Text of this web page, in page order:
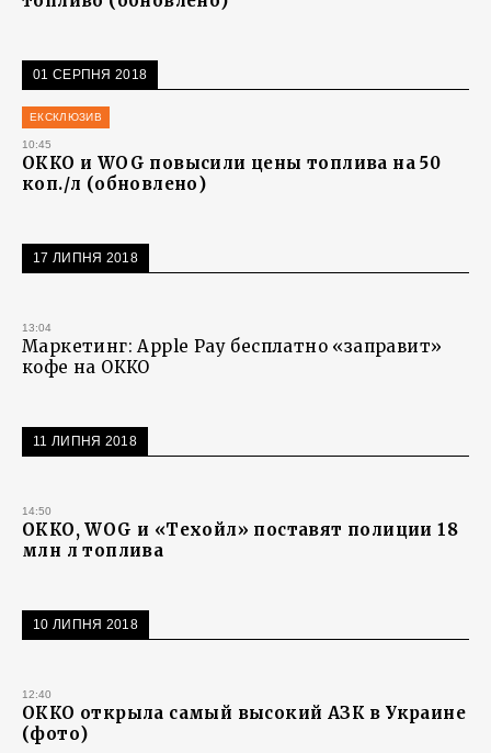
01 СЕРПНЯ 2018
ЕКСКЛЮЗИВ
10:45
ОККО и WOG повысили цены топлива на 50
коп./л (обновлено)
17 ЛИПНЯ 2018
13:04
Маркетинг: Apple Pay бесплатно «заправит»
кофе на ОККО
11 ЛИПНЯ 2018
14:50
ОККО, WOG и «Техойл» поставят полиции 18
млн л топлива
10 ЛИПНЯ 2018
12:40
ОККО открыла самый высокий АЗК в Украине
(фото)